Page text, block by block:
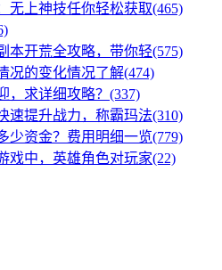
无上神技任你轻松获取(465)
本开荒全攻略，带你轻(575)
况的变化情况了解(474)
，求详细攻略？(337)
速提升战力，称霸玛法(310)
少资金？费用明细一览(779)
戏中，英雄角色对玩家(22)